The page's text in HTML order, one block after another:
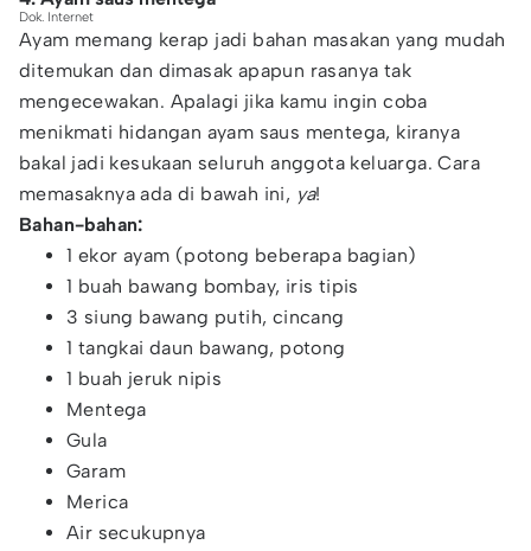
Dok. Internet
Ayam memang kerap jadi bahan masakan yang mudah
ditemukan dan dimasak apapun rasanya tak
mengecewakan. Apalagi jika kamu ingin coba
menikmati hidangan ayam saus mentega, kiranya
bakal jadi kesukaan seluruh anggota keluarga. Cara
memasaknya ada di bawah ini, ya!
Bahan-bahan:
1 ekor ayam (potong beberapa bagian)
1 buah bawang bombay, iris tipis
3 siung bawang putih, cincang
1 tangkai daun bawang, potong
1 buah jeruk nipis
Mentega
Gula
Garam
Merica
Air secukupnya